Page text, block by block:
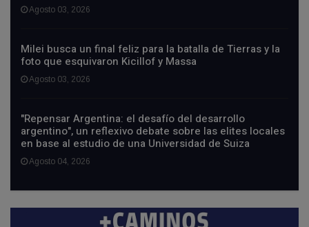
Agosto 03, 2026
Milei busca un final feliz para la batalla de Tierras y la
foto que esquivaron Kicillof y Massa
Agosto 03, 2026
"Repensar Argentina: el desafío del desarrollo
argentino", un reflexivo debate sobre las elites locales
en base al estudio de una Universidad de Suiza
Agosto 04, 2026